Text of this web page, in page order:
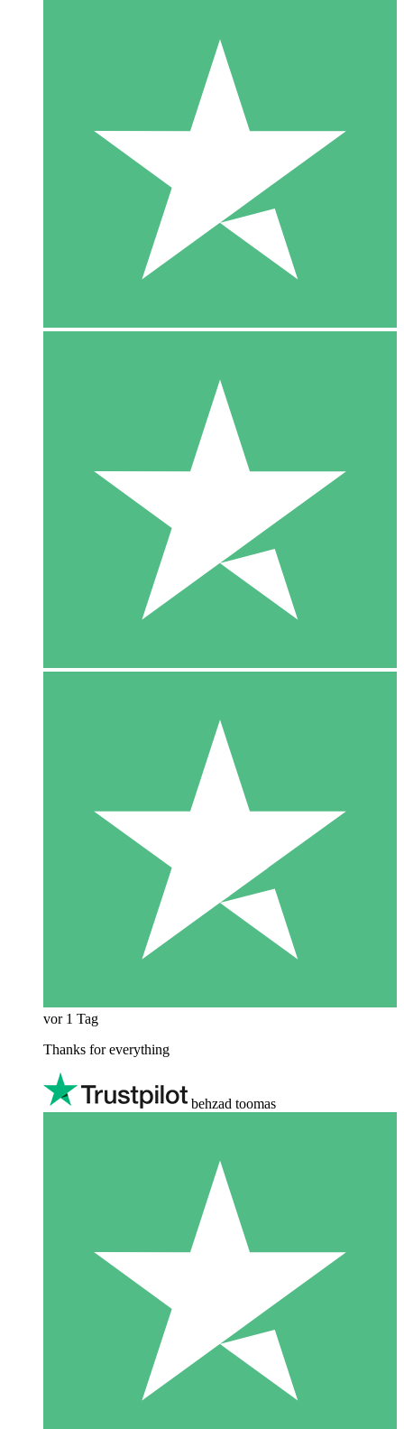
vor 1 Tag
Thanks for everything
behzad toomas